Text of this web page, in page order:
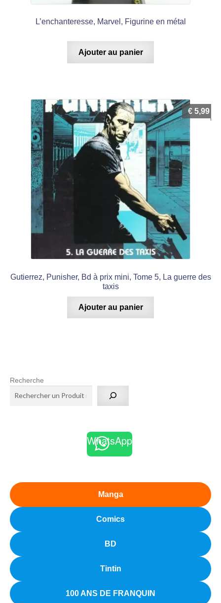
L’enchanteresse, Marvel, Figurine en métal
Ajouter au panier
Gutierrez, Punisher, Bd à prix mini, Tome 5, La guerre des
taxis
€ 5,99
Ajouter au panier
Recherche
WhatsApp
Manga
Comics
BD
Tintin
100 ANS DE FRANQUIN